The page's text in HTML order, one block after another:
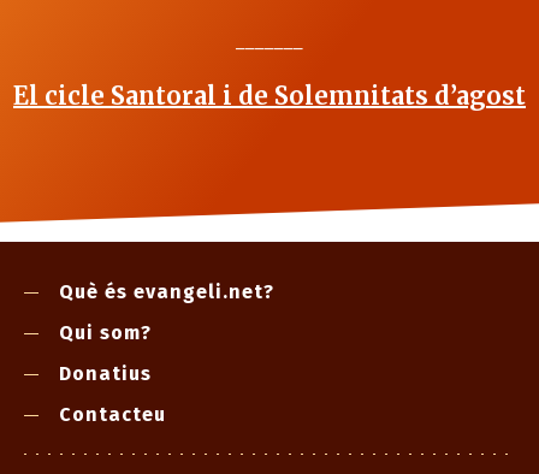
El cicle Santoral i de Solemnitats d’agost
Què és evangeli.net?
Qui som?
Donatius
Contacteu